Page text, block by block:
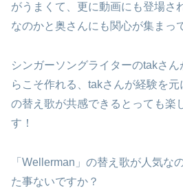
がうまくて、更に動画にも登場さ
なのかと奥さんにも関心が集まっ
シンガーソングライターのtakさ
らこそ作れる、takさんが経験を
の替え歌が共感できるとっても楽
す！
「Wellerman」の替え歌が人気な
た事ないですか？